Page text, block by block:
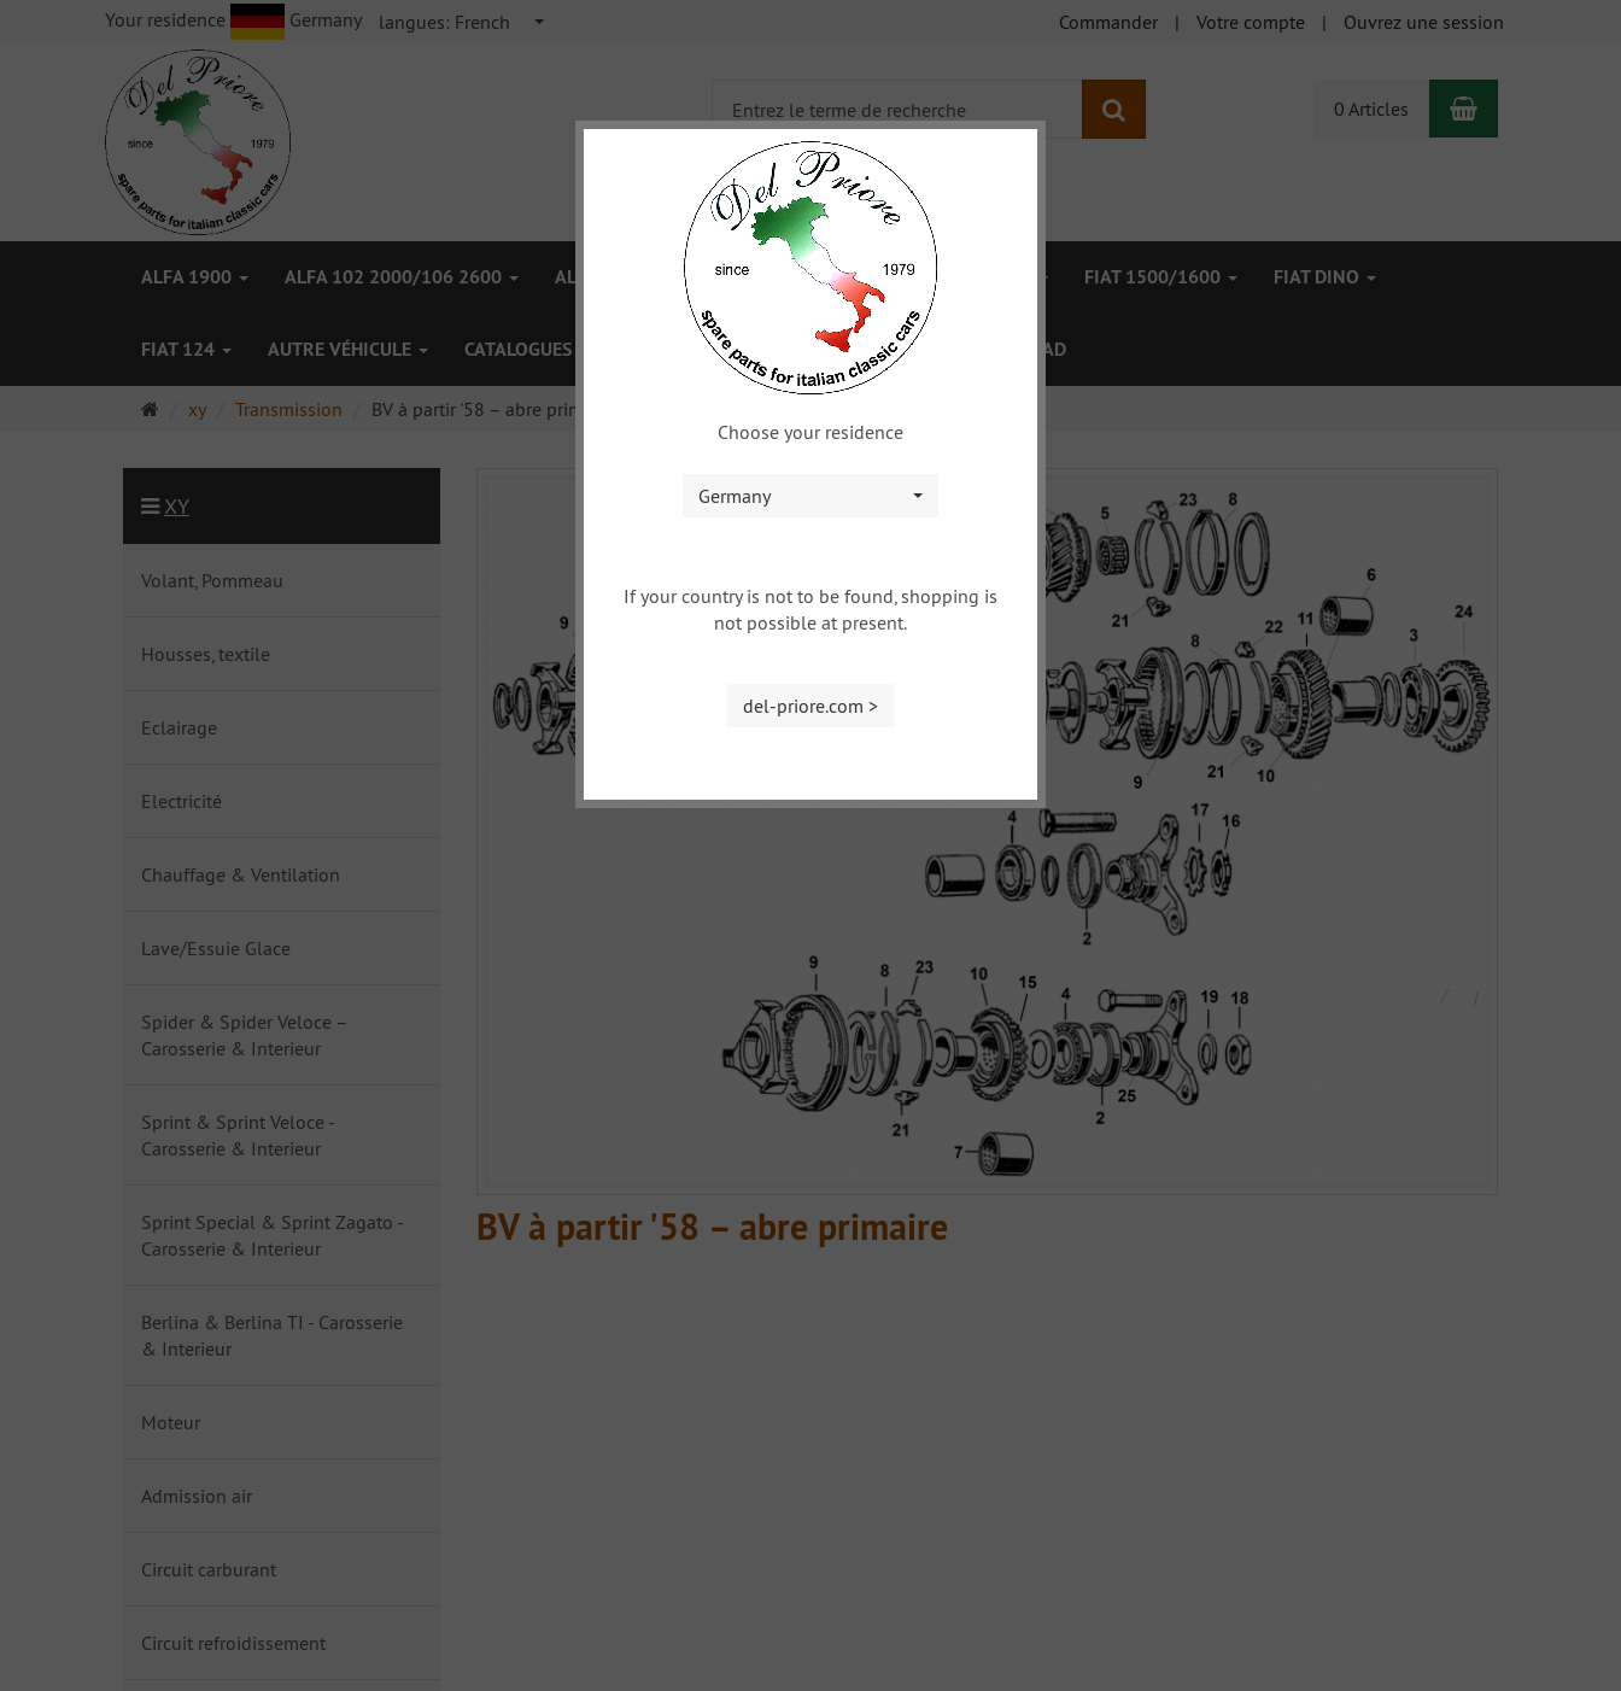
Your residence Germany langues: French Commander Votre compte Ouvrez une session
0 Articles Panier
ALFA 1900 ALFA 102 2000/106 2600 ALFA 750/101 ALFA 105/115 FIAT TOPOLINO FIAT 1500/1600 FIAT DINO
FIAT 124 AUTRE VÉHICULE CATALOGUES OFFRES SPÉCIAL COUPON XY DOWNLOAD
Pagexy Transmission BV à partir '58 – abre primaire
BV à partir '58 – abre primaire
XY
Volant, Pommeau
Housses, textile
Eclairage
Electricité
Chauffage & Ventilation
Lave/Essuie Glace
Spider & Spider Veloce –
Carosserie & Interieur
Sprint & Sprint Veloce -
Carosserie & Interieur
Sprint Special & Sprint Zagato -
Carosserie & Interieur
Berlina & Berlina TI - Carosserie
& Interieur
Moteur
Admission air
Circuit carburant
Circuit refroidissement
Choose your residence
Germany
If your country is not to be found, shopping is
not possible at present.
del-priore.com >